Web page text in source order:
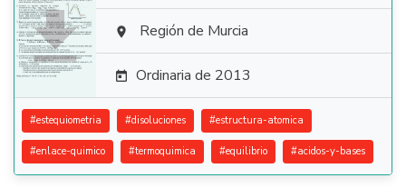
  Región de Murcia
 Ordinaria de 2013
#estequiometria #disoluciones #estructura-atomica
#enlace-quimico #termoquimica #equilibrio #acidos-y-bases